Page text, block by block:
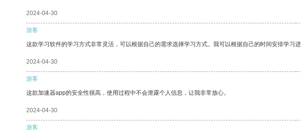
2024-04-30
游客
这款学习软件的学习方式非常灵活，可以根据自己的需求选择学习方式。我可以根据自己的时间安排学习进
2024-04-30
游客
这款加速器app的安全性很高，使用过程中不会泄露个人信息，让我非常放心。
2024-04-30
游客